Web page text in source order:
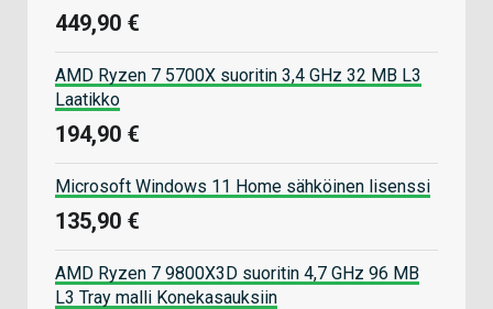
449,90 €
AMD Ryzen 7 5700X suoritin 3,4 GHz 32 MB L3
Laatikko
194,90 €
Microsoft Windows 11 Home sähköinen lisenssi
135,90 €
AMD Ryzen 7 9800X3D suoritin 4,7 GHz 96 MB
L3 Tray malli Konekasauksiin